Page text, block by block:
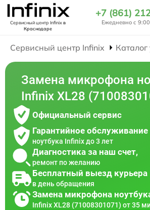
Сервисный центр Infinixв
Краснодаре
+7 (861)
Ежедневно с
Сервисный центр Infinix Каталог
Замена микрофона
Infinix XL28
Официальный сервис
Гарантийное обслуживание
ноутбука Infinix до 3 лет
Диагностика за наш счет,
ремонт по желанию
Бесплатный выезд курьера
в день обращения
Замена микрофона
Infinix XL28 (71008301071) от 35